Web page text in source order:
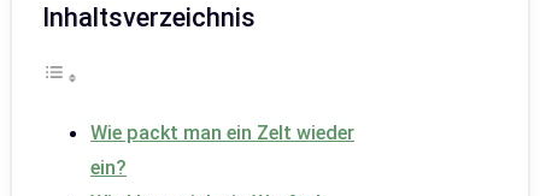
Inhaltsverzeichnis
Wie packt man ein Zelt wieder
ein?